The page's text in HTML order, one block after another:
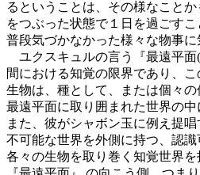
るということは、その様なこと
をつぶった状態で１日を過ごす
普段気づかなかった様々な物事に
ユクスキュルの言う『最遠平面
間における知覚の限界であり、
生物は、種として、または個々
最遠平面に取り囲まれた世界の中
また、彼がシャボン玉に例え提
不可能な世界を外側に持つ、認識
各々の生物を取り巻く知覚世界